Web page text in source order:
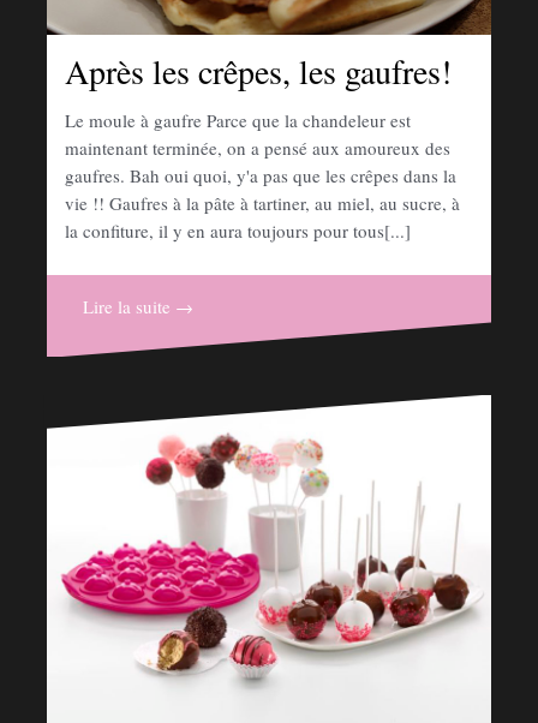
Après les crêpes, les gaufres!
Le moule à gaufre Parce que la chandeleur est
maintenant terminée, on a pensé aux amoureux des
gaufres. Bah oui quoi, y'a pas que les crêpes dans la
vie !! Gaufres à la pâte à tartiner, au miel, au sucre, à
la confiture, il y en aura toujours pour tous[...]
Lire la suite →